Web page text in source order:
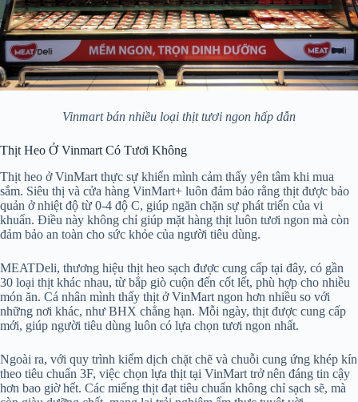
Vinmart bán nhiều loại thịt tươi ngon hấp dẫn
Thịt Heo Ở Vinmart Có Tươi Không
Thịt heo ở VinMart thực sự khiến mình cảm thấy yên tâm khi mua
sắm. Siêu thị và cửa hàng VinMart+ luôn đảm bảo rằng thịt được bảo
quản ở nhiệt độ từ 0-4 độ C, giúp ngăn chặn sự phát triển của vi
khuẩn. Điều này không chỉ giúp mặt hàng thịt luôn tươi ngon mà còn
đảm bảo an toàn cho sức khỏe của người tiêu dùng.
MEATDeli, thương hiệu thịt heo sạch được cung cấp tại đây, có gần
30 loại thịt khác nhau, từ bắp giò cuộn đến cốt lết, phù hợp cho nhiều
món ăn. Cá nhân mình thấy thịt ở VinMart ngon hơn nhiều so với
những nơi khác, như BHX chẳng hạn. Mỗi ngày, thịt được cung cấp
mới, giúp người tiêu dùng luôn có lựa chọn tươi ngon nhất.
Ngoài ra, với quy trình kiểm dịch chặt chẽ và chuỗi cung ứng khép kín
theo tiêu chuẩn 3F, việc chọn lựa thịt tại VinMart trở nên đáng tin cậy
hơn bao giờ hết. Các miếng thịt đạt tiêu chuẩn không chỉ sạch sẽ, mà